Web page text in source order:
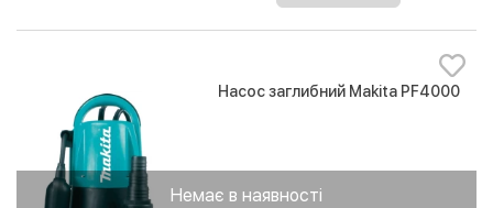
Немає в наявності
Насос заглибний Makita PF4000